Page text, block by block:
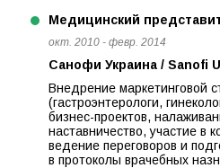
Медицинский
окт. 2010 - февр. 2014
Санофи Украина / Sanofi
Внедрение маркетинговой
(гастроэнтерологи,
бизнес-проектов,
наставничество, участие в
ведение переговоров и
в протоколы врачебных